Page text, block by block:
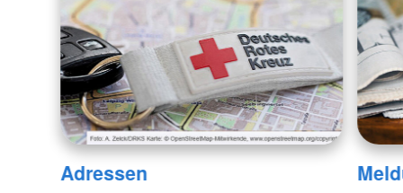
Adressen